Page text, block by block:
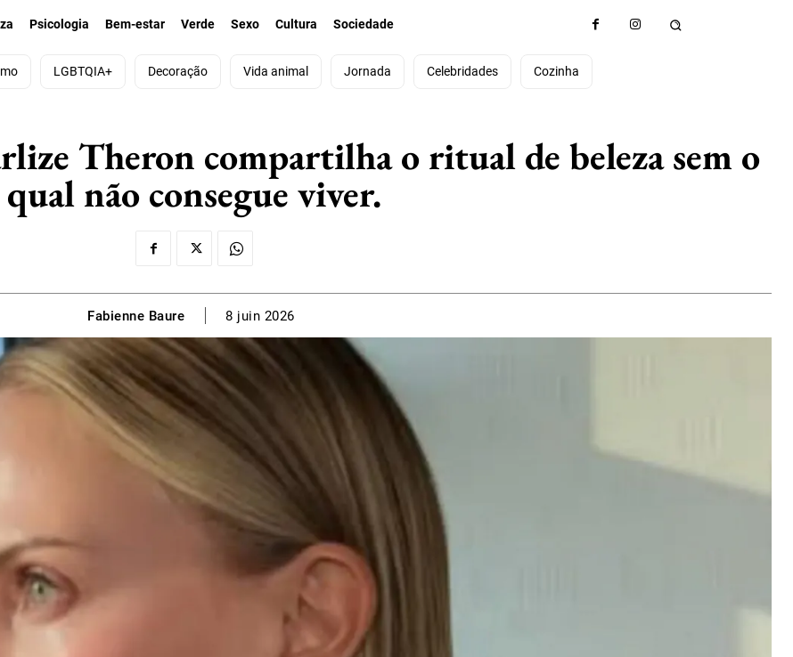
Psicologia Bem-estar Verde Sexo Cultura Sociedade
LGBTQIA+ Decoração Vida animal Jornada Celebridades Cozinha
Theron compartilha o ritual de beleza sem o
qual não consegue viver.
Fabienne Baure 8 juin 2026